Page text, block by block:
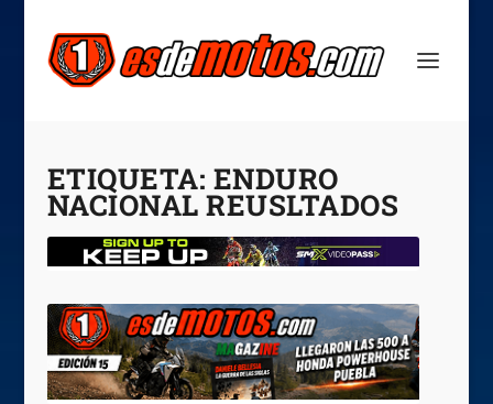
ETIQUETA: ENDURO
NACIONAL REUSLTADOS